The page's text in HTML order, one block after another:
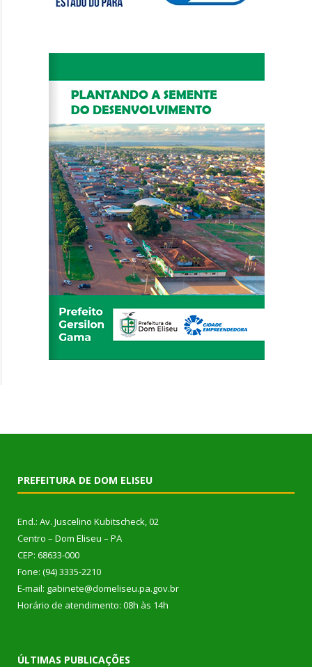
PREFEITURA DE DOM ELISEU
End.: Av. Juscelino Kubitscheck, 02
Centro – Dom Eliseu – PA
CEP: 68633-000
Fone: (94) 3335-2210
E-mail: gabinete@domeliseu.pa.gov.br
Horário de atendimento: 08h às 14h
ÚLTIMAS PUBLICAÇÕES